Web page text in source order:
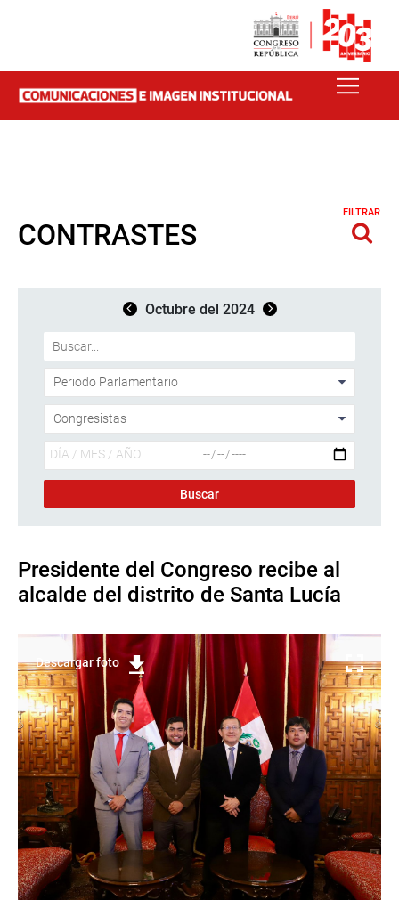
CONTRASTES
FILTRAR
Octubre del 2024
Presidente del Congreso recibe al
alcalde del distrito de Santa Lucía
Descargar foto